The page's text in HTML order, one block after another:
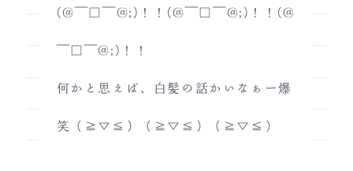
(@￣□￣@;)！！(@￣□￣@;)！！(@
￣□￣@;)！！
何かと思えば、白髪の話かいなぁー爆
笑（≧▽≦）（≧▽≦）（≧▽≦）